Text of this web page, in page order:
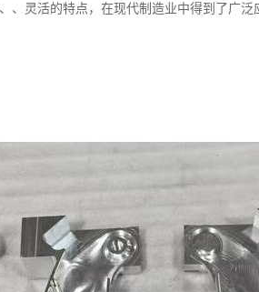
、灵活的特点，在现代制造业中得到了广